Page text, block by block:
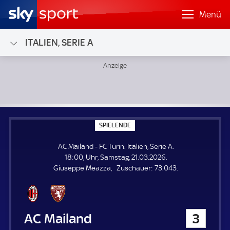
Menü
ITALIEN, SERIE A
SPIELENDE
P
E
L
E
N
AC Mailand - FC Turin. Italien, Serie A.
18:00, Uhr, Samstag, 21.03.2026.
Giuseppe Meazza
Zuschauer: Z
73.043.
AC Mailand 3